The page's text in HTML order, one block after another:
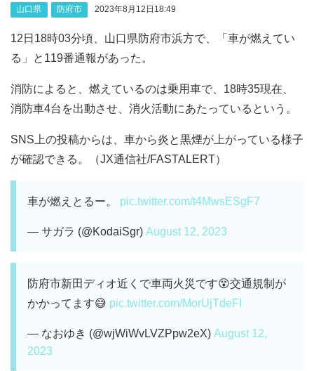
山口県 防府市 2023年8月12日18:49
12日18時03分頃、山口県防府市浜方で、「車が燃えてい
る」と119番通報があった。
消防によると、燃えているのは乗用車で、18時35現在、
消防車4台を出動させ、消火活動にあたっているという。
SNS上の投稿からは、車から炎と黒煙が上がっている様子
が確認できる。（JX通信社/FASTALERT）
車が燃えとるー。 pic.twitter.com/t4MwsESgF7
— サガラ (@KodaiSgr) August 12, 2023
防府市新田ディオ近くで車両火災です😵交通規制が
かかってます😅 pic.twitter.com/MorUjTdeFI
— なおゆき (@wjWiWvLVZPpw2eX) August 12,
2023